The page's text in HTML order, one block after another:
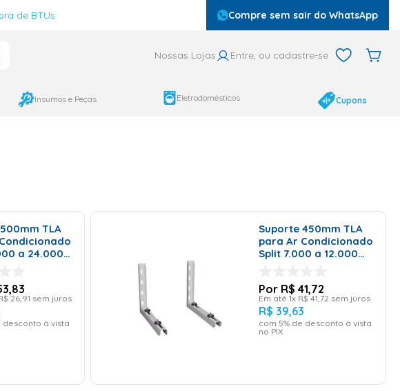
de BTUs Compre sem sair do WhatsApp
Nossas Lojas Entre, ou cadastre-se
Insumos e Peças Eletrodomésticos Cupons
TLA
a 24.000
,83
26,91 sem juros
desconto à vista
Suporte 450mm TLA
para Ar Condicionado
Split 7.000 a 12.000
R$ 41,72
Em até 1x R$ 41,72 sem juros
R$ 39,63
com 5% de desconto à vista
no PIX